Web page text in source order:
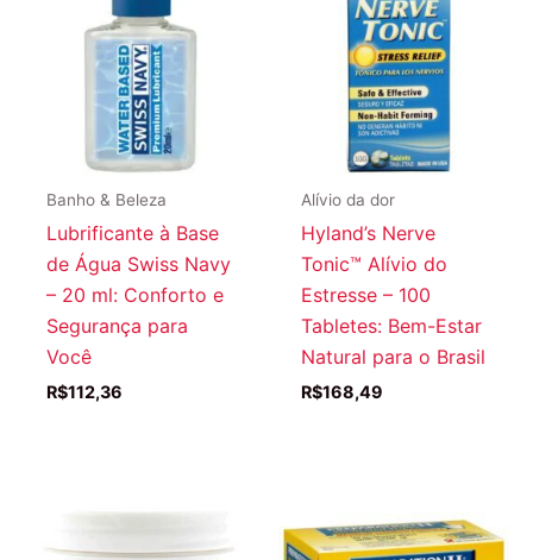
Banho & Beleza
Lubrificante à Base
de Água Swiss Navy
– 20 ml: Conforto e
Segurança para
Você
R$112,36
Alívio da dor
Hyland’s Nerve
Tonic™ Alívio do
Estresse – 100
Tabletes: Bem-Estar
Natural para o Brasil
R$168,49